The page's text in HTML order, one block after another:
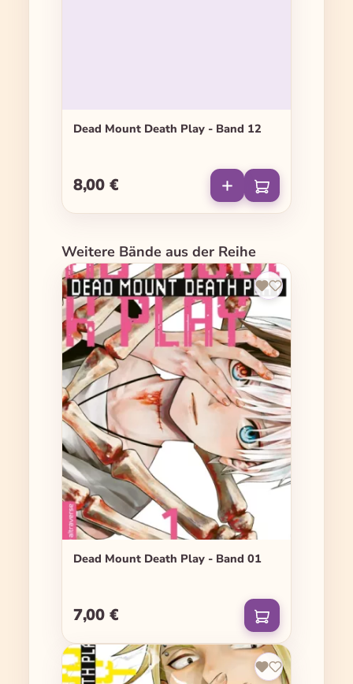
Dead Mount Death Play - Band 12
Regulärer Preis:
8,00 €
Produktgalerie überspringen
Weitere Bände aus der Reihe
Dead Mount Death Play - Band 01
Regulärer Preis:
7,00 €